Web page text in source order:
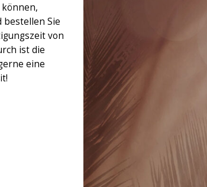
bestellen Sie
von
ist die
eine